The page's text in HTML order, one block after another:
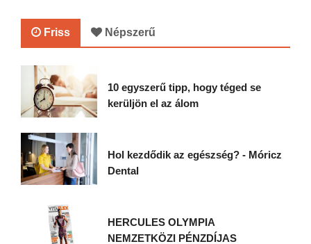
Friss Népszerű
10 egyszerű tipp, hogy téged se
kerüljön el az álom
Hol kezdődik az egészség? - Móricz
Dental
HERCULES OLYMPIA
NEMZETKÖZI PÉNZDÍJAS